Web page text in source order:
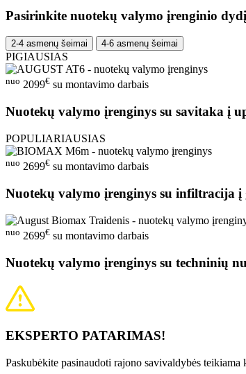
Pasirinkite nuotekų valymo įrenginio
2-4 asmenų šeimai 4-6 asmenų šeimai
PIGIAUSIAS
nuo 2099€ su montavimo darbais
Nuotekų valymo įrenginys su savitaka į
POPULIARIAUSIAS
nuo 2699€ su montavimo darbais
Nuotekų valymo įrenginys su infiltracija į
nuo 2699€ su montavimo darbais
Nuotekų valymo įrenginys su techninių
EKSPERTO PATARIMAS!
Paskubėkite pasinaudoti rajono savivaldybės